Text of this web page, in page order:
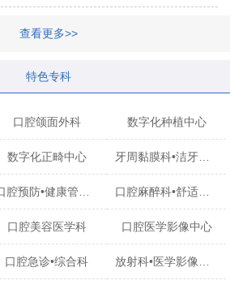
查看更多>>
特色专科
口腔颌面外科 数字化种植中心
数字化正畸中心 牙周黏膜科•洁牙中心
口腔麻醉科•舒适化诊疗中心
口腔美容医学科 口腔医学影像中心
口腔急诊•综合科